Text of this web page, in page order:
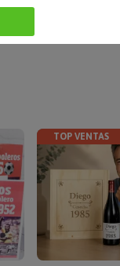
TOP VENTAS